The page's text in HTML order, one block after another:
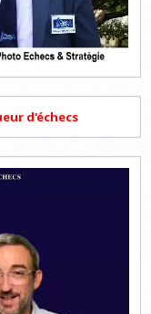
d'échecs